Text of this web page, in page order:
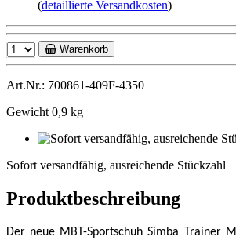
(detaillierte Versandkosten)
Warenkorb
Art.Nr.: 700861-409F-4350
Gewicht 0,9 kg
Sofort versandfähig, ausreichende Stückzahl
Produktbeschreibung
Der neue MBT-Sportschuh Simba Trainer